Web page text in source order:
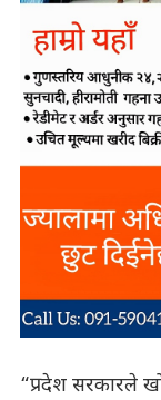
“प्रदेश सरकारले